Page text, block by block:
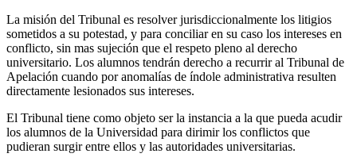
La misión del Tribunal es resolver jurisdiccionalmente los litigios
sometidos a su potestad, y para conciliar en su caso los intereses en
conflicto, sin mas sujeción que el respeto pleno al derecho
universitario. Los alumnos tendrán derecho a recurrir al Tribunal de
Apelación cuando por anomalías de índole administrativa resulten
directamente lesionados sus intereses.
El Tribunal tiene como objeto ser la instancia a la que pueda acudir
los alumnos de la Universidad para dirimir los conflictos que
pudieran surgir entre ellos y las autoridades universitarias.